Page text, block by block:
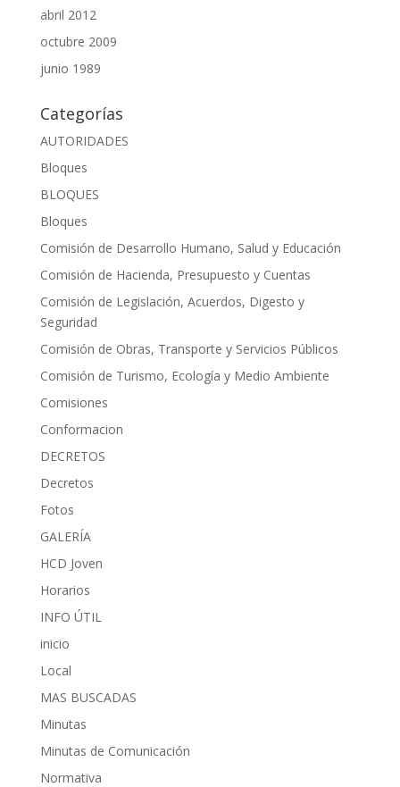
abril 2012
octubre 2009
junio 1989
Categorías
AUTORIDADES
Bloques
BLOQUES
Bloques
Comisión de Desarrollo Humano, Salud y Educación
Comisión de Hacienda, Presupuesto y Cuentas
Comisión de Legislación, Acuerdos, Digesto y
Seguridad
Comisión de Obras, Transporte y Servicios Públicos
Comisión de Turismo, Ecología y Medio Ambiente
Comisiones
Conformacion
DECRETOS
Decretos
Fotos
GALERÍA
HCD Joven
Horarios
INFO ÚTIL
inicio
Local
MAS BUSCADAS
Minutas
Minutas de Comunicación
Normativa